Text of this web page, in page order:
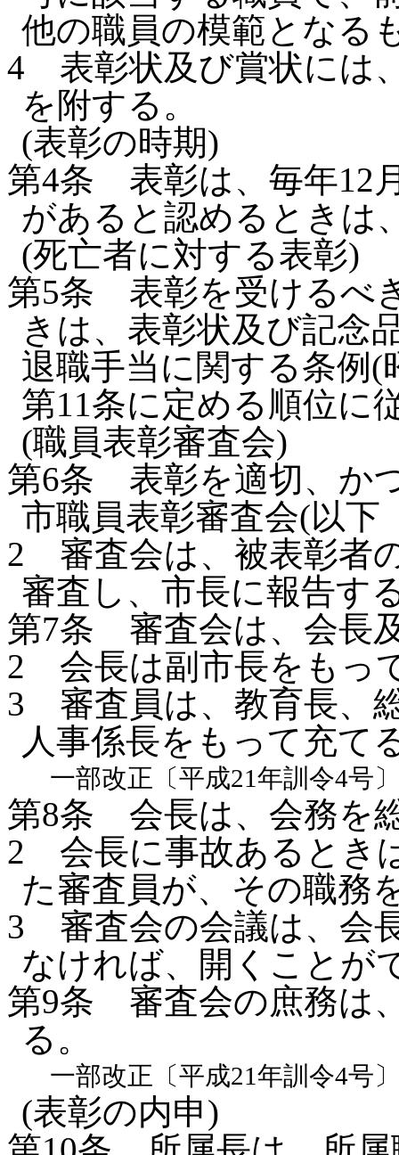
他の職員の模範となる
4 表彰状及び賞状には
を附する。
(表彰の時期)
第4条 表彰は、毎年12
があると認めるときは
(死亡者に対する表彰)
第5条 表彰を受けるべ
きは、表彰状及び記念
退職手当に関する条例(
第11条に定める順位に
(職員表彰審査会)
第6条 表彰を適切、か
市職員表彰審査会(以下
2 審査会は、被表彰者
審査し、市長に報告す
第7条 審査会は、会長
2 会長は副市長をもっ
3 審査員は、教育長、
人事係長をもって充て
一部改正〔平成21年訓令4号〕
第8条 会長は、会務を
2 会長に事故あるとき
た審査員が、その職務
3 審査会の会議は、会
なければ、開くことが
第9条 審査会の庶務は
る。
一部改正〔平成21年訓令4号〕
(表彰の内申)